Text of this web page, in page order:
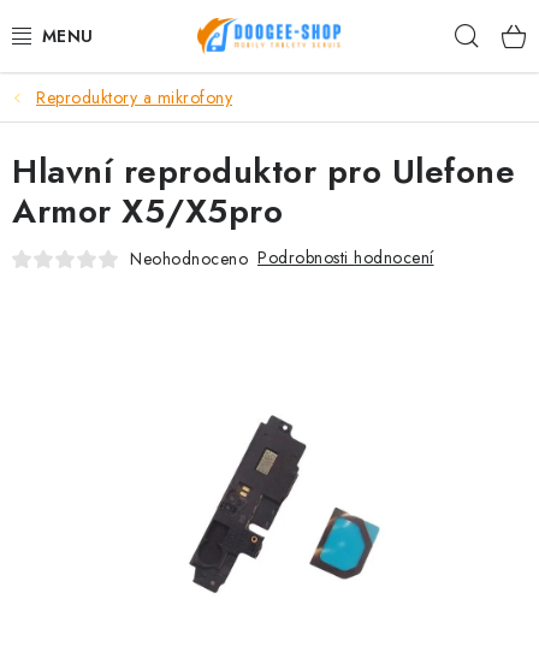
na
MOBILNÍ TELEFONY
TABLET PC
PŘÍSLUŠENSTVÍ DOOGEE
Hodnocení obchodu
Vrácení zboží Obchodní podmínky
Reproduktory a mikrofony
Hlavní reproduktor pro Ulefone
Armor X5/X5pro
Neohodnoceno Podrobnosti hodnocení